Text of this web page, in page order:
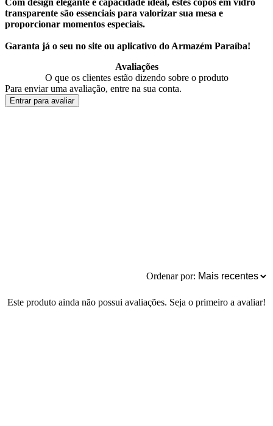
Com design elegante e capacidade ideal, estes copos em vidro
transparente são essenciais para valorizar sua mesa e
proporcionar momentos especiais.
Garanta já o seu no site ou aplicativo do Armazém Paraíba!
Avaliações
O que os clientes estão dizendo sobre o produto
Para enviar uma avaliação, entre na sua conta.
Entrar para avaliar
Ordenar por:
Este produto ainda não possui avaliações. Seja o primeiro a avaliar!